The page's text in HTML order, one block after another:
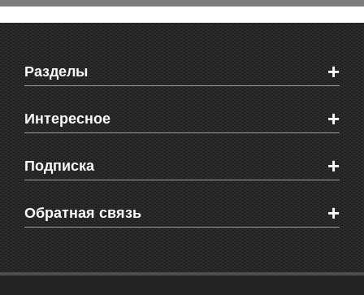
Разделы +
Новости Феодосии
Новости Крыма
Мировые новости
Объявления
Здоровье
СМС мнения читателей
Интересное +
Видео о Феодосии
Веб-камеры Феодосии
Блоги феодосийцев
Школы Феодосии
Подписка +
Печатная версия газеты "Кафа"
RSS
Обратная связь +
Рекламодателям
Контактная информация